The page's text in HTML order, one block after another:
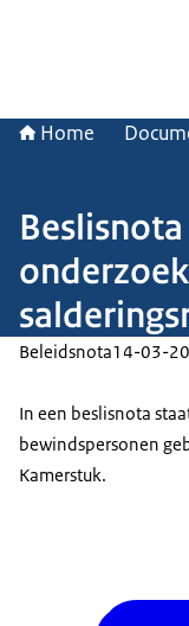
Home
Beleidsnota14-03-
In een beslisnota
bewindspersonen
Kamerstuk.